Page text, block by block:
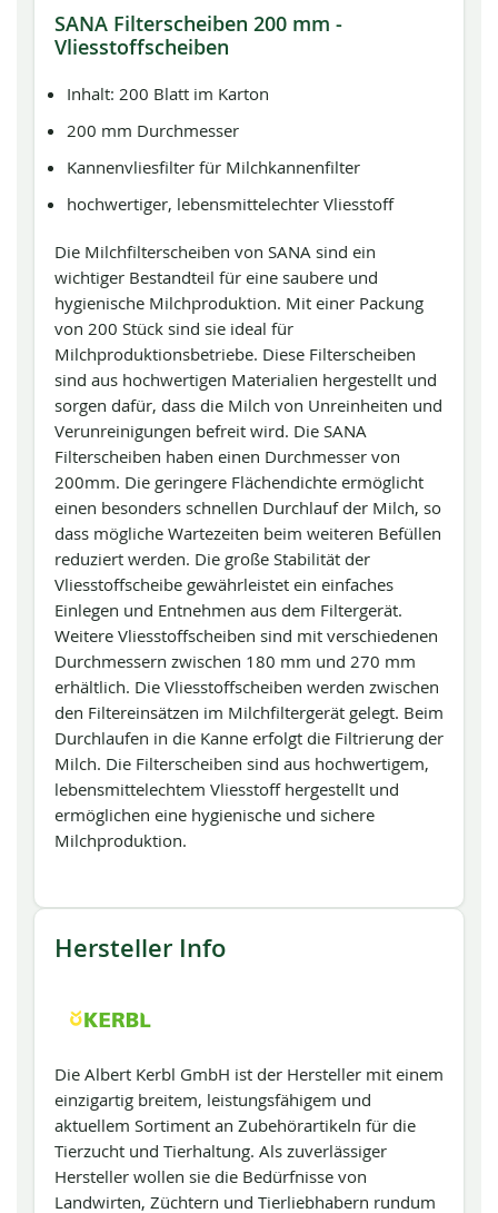
SANA Filterscheiben 200 mm -
Vliesstoffscheiben
Inhalt: 200 Blatt im Karton
200 mm Durchmesser
Kannenvliesfilter für Milchkannenfilter
hochwertiger, lebensmittelechter Vliesstoff
Die Milchfilterscheiben von SANA sind ein
wichtiger Bestandteil für eine saubere und
hygienische Milchproduktion. Mit einer Packung
von 200 Stück sind sie ideal für
Milchproduktionsbetriebe. Diese Filterscheiben
sind aus hochwertigen Materialien hergestellt und
sorgen dafür, dass die Milch von Unreinheiten und
Verunreinigungen befreit wird. Die SANA
Filterscheiben haben einen Durchmesser von
200mm. Die geringere Flächendichte ermöglicht
einen besonders schnellen Durchlauf der Milch, so
dass mögliche Wartezeiten beim weiteren Befüllen
reduziert werden. Die große Stabilität der
Vliesstoffscheibe gewährleistet ein einfaches
Einlegen und Entnehmen aus dem Filtergerät.
Weitere Vliesstoffscheiben sind mit verschiedenen
Durchmessern zwischen 180 mm und 270 mm
erhältlich. Die Vliesstoffscheiben werden zwischen
den Filtereinsätzen im Milchfiltergerät gelegt. Beim
Durchlaufen in die Kanne erfolgt die Filtrierung der
Milch. Die Filterscheiben sind aus hochwertigem,
lebensmittelechtem Vliesstoff hergestellt und
ermöglichen eine hygienische und sichere
Milchproduktion.
Hersteller Info
Die Albert Kerbl GmbH ist der Hersteller mit einem
einzigartig breitem, leistungsfähigem und
aktuellem Sortiment an Zubehörartikeln für die
Tierzucht und Tierhaltung. Als zuverlässiger
Hersteller wollen sie die Bedürfnisse von
Landwirten, Züchtern und Tierliebhabern rundum